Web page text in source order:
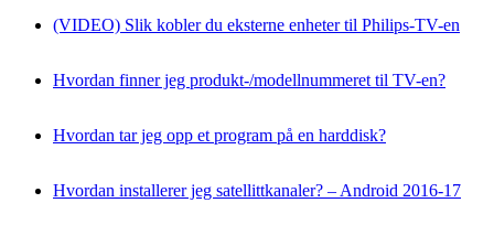
(VIDEO) Slik kobler du eksterne enheter til Philips-TV-en
Hvordan finner jeg produkt-/modellnummeret til TV-en?
Hvordan tar jeg opp et program på en harddisk?
Hvordan installerer jeg satellittkanaler? – Android 2016-17